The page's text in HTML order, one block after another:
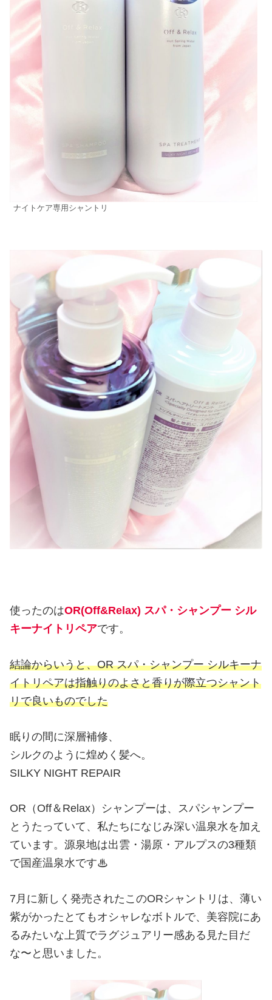
ナイトケア専用シャントリ
使ったのはOR(Off&Relax) スパ・シャンプー シル
キーナイトリペアです。
結論からいうと、OR スパ・シャンプー シルキーナ
イトリペアは指触りのよさと香りが際立つシャント
リで良いものでした
眠りの間に深層補修、
シルクのように煌めく髪へ。
SILKY NIGHT REPAIR
OR（Off＆Relax）シャンプーは、スパシャンプー
とうたっていて、私たちになじみ深い温泉水を加え
ています。源泉地は出雲・湯原・アルプスの3種類
で国産温泉水です♨
7月に新しく発売されたこのORシャントリは、薄い
紫がかったとてもオシャレなボトルで、美容院にあ
るみたいな上質でラグジュアリー感ある見た目だ
な〜と思いました。